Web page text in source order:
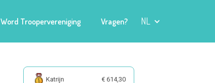
Word Troopervereniging Vragen? NL
Katrijn € 614,30